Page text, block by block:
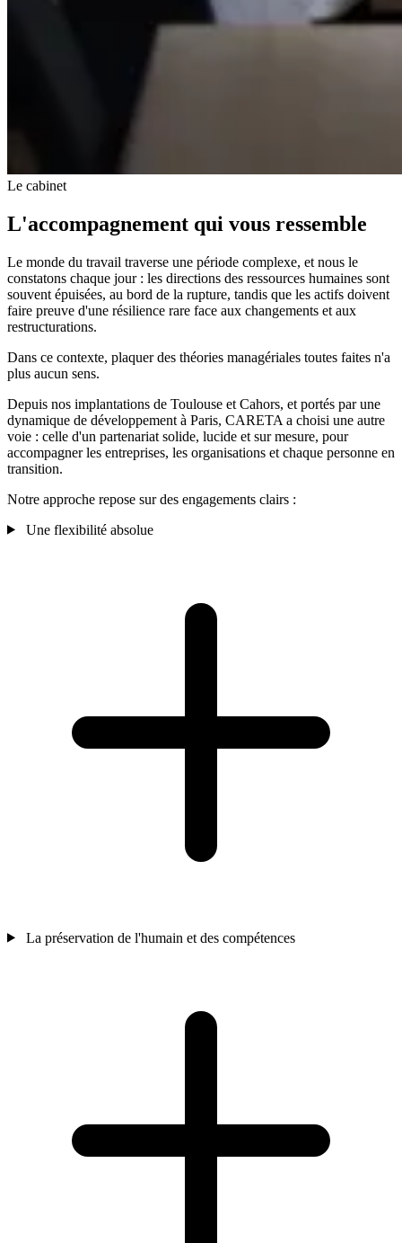
Le cabinet
L'accompagnement qui vous ressemble
Le monde du travail traverse une période complexe, et nous le
constatons chaque jour : les directions des ressources humaines sont
souvent épuisées, au bord de la rupture, tandis que les actifs doivent
faire preuve d'une résilience rare face aux changements et aux
restructurations.
Dans ce contexte, plaquer des théories managériales toutes faites n'a
plus aucun sens.
Depuis nos implantations de Toulouse et Cahors, et portés par une
dynamique de développement à Paris, CARETA a choisi une autre
voie : celle d'un partenariat solide, lucide et sur mesure, pour
accompagner les entreprises, les organisations et chaque personne en
transition.
Notre approche repose sur des engagements clairs :
Une flexibilité absolue
La préservation de l'humain et des compétences